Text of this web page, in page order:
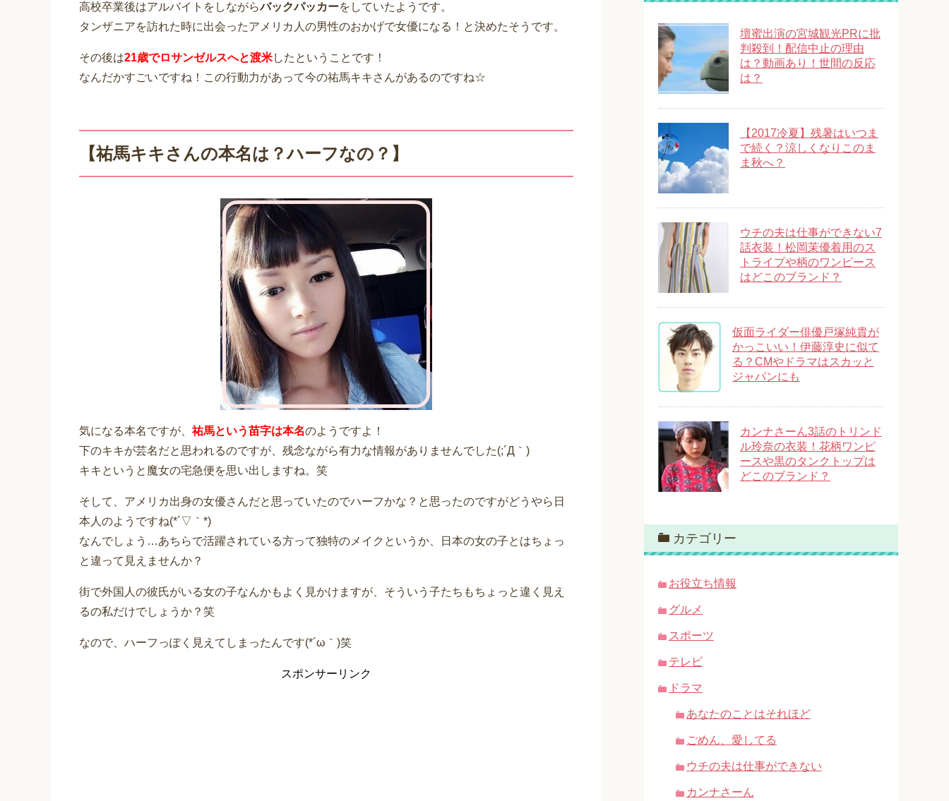
高校卒業後はアルバイトをしながらバックパッカーをしていたようです。
タンザニアを訪れた時に出会ったアメリカ人の男性のおかげで女優になる！と決めたそうです。
その後は21歳でロサンゼルスへと渡米したということです！
なんだかすごいですね！この行動力があって今の祐馬キキさんがあるのですね☆
【祐馬キキさんの本名は？ハーフなの？】
気になる本名ですが、 祐馬という苗字は本名のようですよ！
下のキキが芸名だと思われるのですが、残念ながら有力な情報がありませんでした(;´Д｀)
キキというと魔女の宅急便を思い出しますね。笑
そして、アメリカ出身の女優さんだと思っていたのでハーフかな？と思ったのですがどうやら日
本人のようですね(*´▽｀*)
なんでしょう…あちらで活躍されている方って独特のメイクというか、日本の女の子とはちょっ
と違って見えませんか？
街で外国人の彼氏がいる女の子なんかもよく見かけますが、そういう子たちもちょっと違く見え
るの私だけでしょうか？笑
なので、ハーフっぽく見えてしまったんです(*´ω｀)笑
スポンサーリンク
壇蜜出演の宮城観光PRに批
判殺到！配信中止の理由
は？動画あり！世間の反応
は？
【2017冷夏】残暑はいつま
で続く？涼しくなりこのま
ま秋へ？
ウチの夫は仕事ができない7
話衣装！松岡茉優着用のス
トライプや柄のワンピース
はどこのブランド？
仮面ライダー俳優戸塚純貴が
かっこいい！伊藤淳史に似て
る？CMやドラマはスカッと
ジャパンにも
カンナさーん3話のトリンド
ル玲奈の衣装！花柄ワンピ
ースや黒のタンクトップは
どこのブランド？
カテゴリー
お役立ち情報
グルメ
スポーツ
テレビ
ドラマ
あなたのことはそれほど
ごめん、愛してる
ウチの夫は仕事ができない
カンナさーん